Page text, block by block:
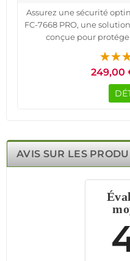
Assurez une sécurité
FC-7668 PRO, une
conçue pour
résidences. Grâce à ses
une couverture
Cette alarme
détecteurs filaires et
Conçue pour résister
web embarqué
caméras et capteurs
en temps réel. Fiable et
industriels,
249,00
AVIS SUR LES